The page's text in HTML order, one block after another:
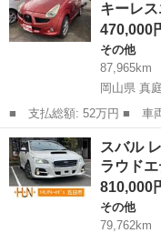
ビ ＥＴＣ...
キーレ
470,000
その他
87,965km
岡山県 真
■ 支払総額: 52万円 ■ 車両本体価格： 470,000 円 ■ メーカー
名： スバル ■ 車種名：
ーラ フル装備 キーレス
ＢＳ ＣＤ アル...
岡山 真庭市
スバル
ラウド
810,000
その他
79,762km